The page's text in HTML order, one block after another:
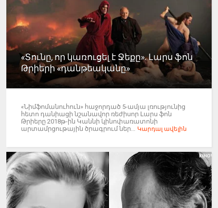
«Տունը, որ կառուցել է Ջեքը». Լարս ֆոն
Թրիերի «դանթեականը»
«Նիմֆոմանուհուն» հաջորդած 5-ամյա լռությունից
հետո դանիացի նշանավոր ռեժիսոր Լարս ֆոն
Թրիերը 2018թ-ին Կաննի կինոփառատոնի
արտամրցութային ծրագրում ներ...
Կարդալ ավելին